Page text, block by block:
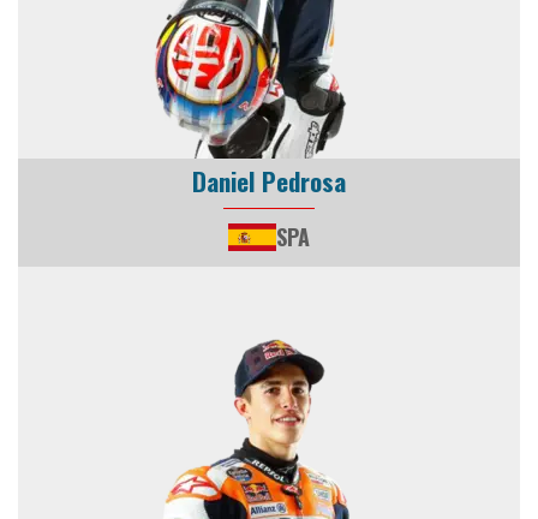
Daniel Pedrosa
SPA